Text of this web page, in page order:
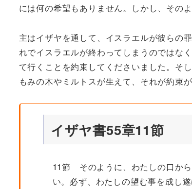
には何の希望もありません。しかし、その
主はイザヤを通して、イスラエルが彼らの
れでイスラエルが終わってしまうのではな
て行くことを約束してくださいました。そ
もみの木やミルトスが生えて、それが約束
イザヤ書55章11節
11節 そのように、わたしの口か
い。必ず、わたしの望む事を成し